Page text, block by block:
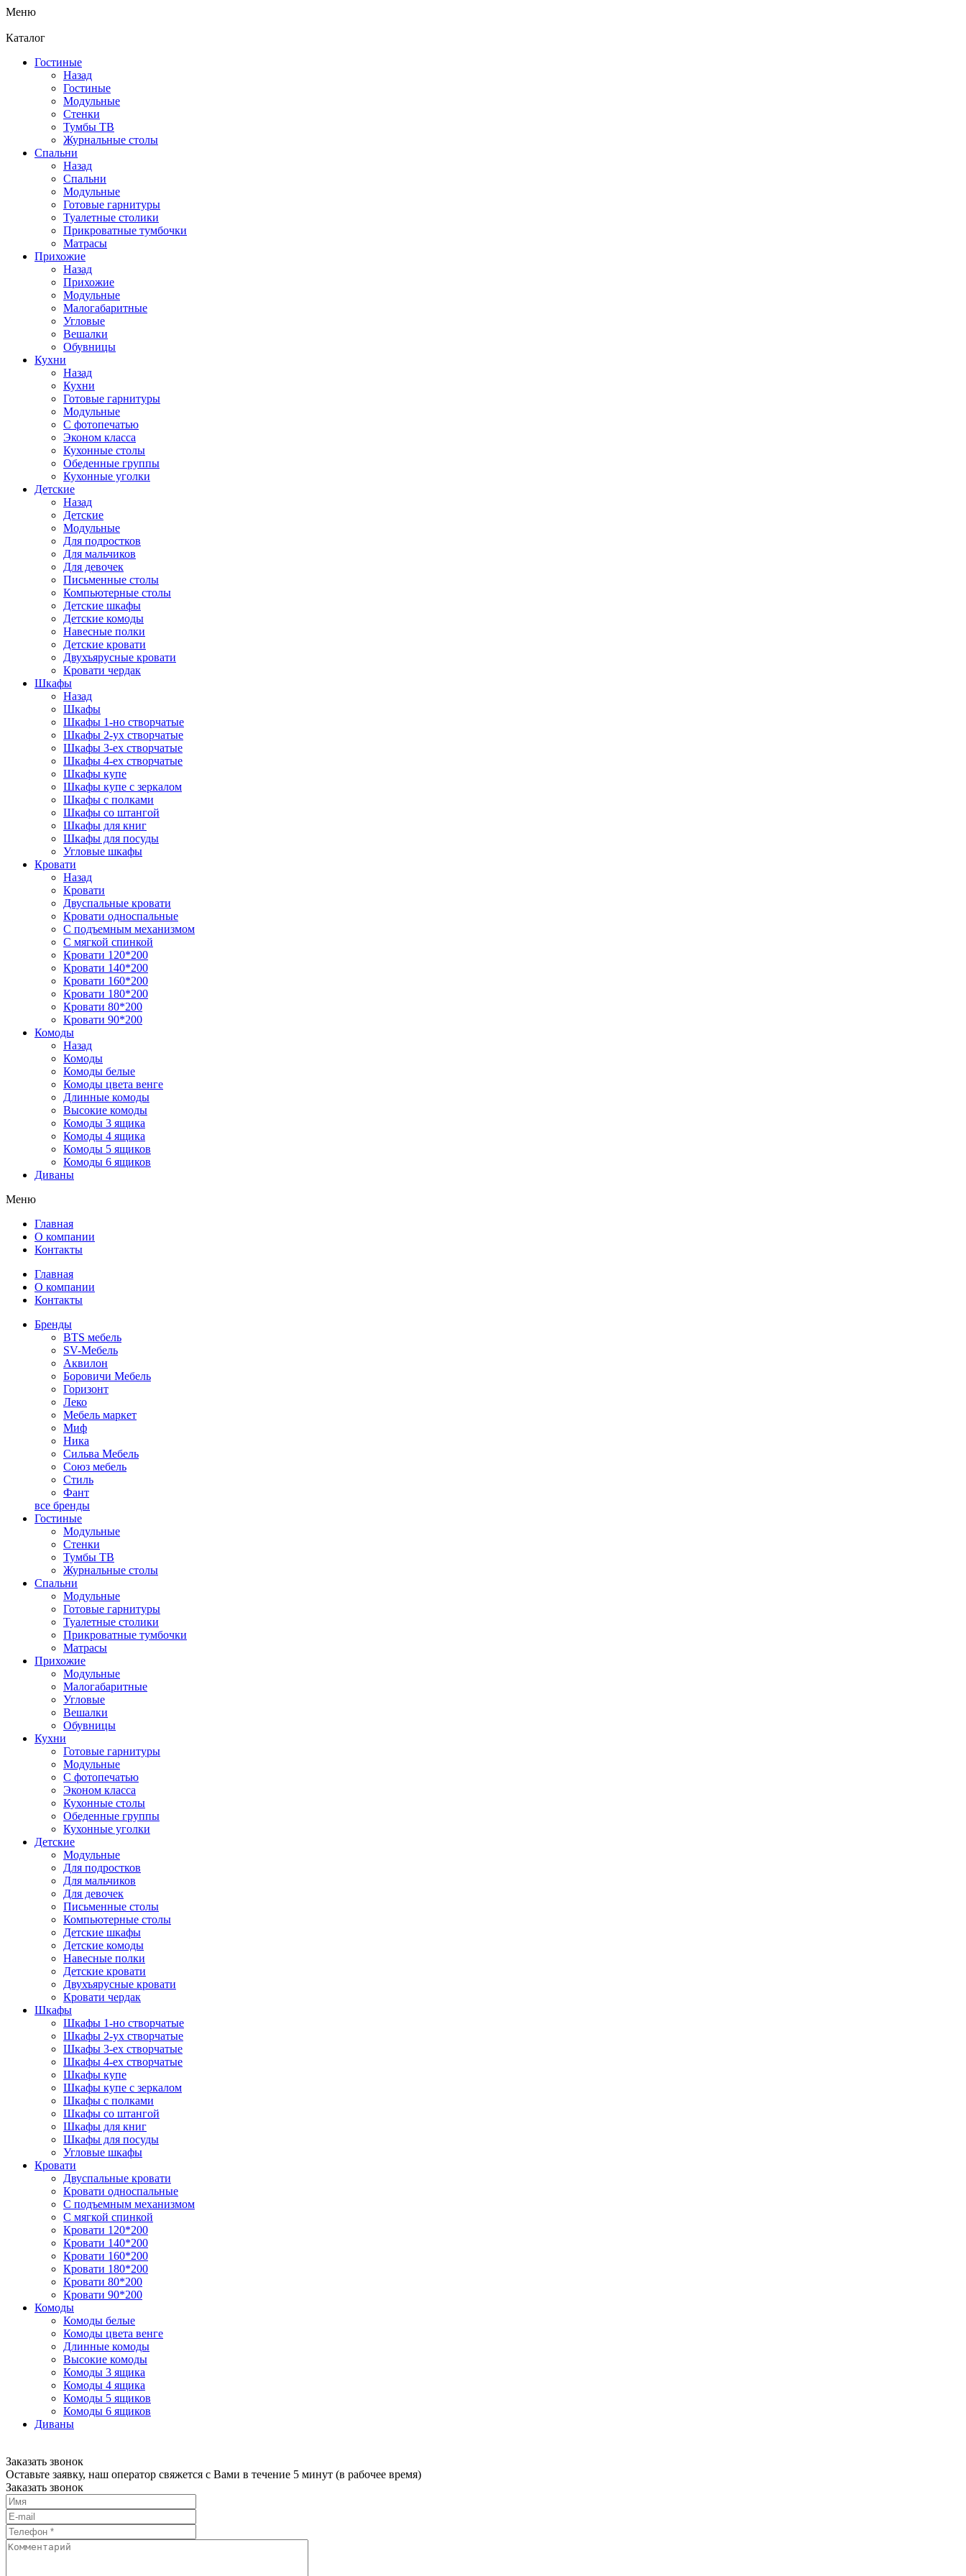
Меню
Каталог
Гостиные
Назад
Гостиные
Модульные
Стенки
Тумбы ТВ
Журнальные столы
Спальни
Назад
Спальни
Модульные
Готовые гарнитуры
Туалетные столики
Прикроватные тумбочки
Матрасы
Прихожие
Назад
Прихожие
Модульные
Малогабаритные
Угловые
Вешалки
Обувницы
Кухни
Назад
Кухни
Готовые гарнитуры
Модульные
С фотопечатью
Эконом класса
Кухонные столы
Обеденные группы
Кухонные уголки
Детские
Назад
Детские
Модульные
Для подростков
Для мальчиков
Для девочек
Письменные столы
Компьютерные столы
Детские шкафы
Детские комоды
Навесные полки
Детские кровати
Двухъярусные кровати
Кровати чердак
Шкафы
Назад
Шкафы
Шкафы 1-но створчатые
Шкафы 2-ух створчатые
Шкафы 3-ех створчатые
Шкафы 4-ех створчатые
Шкафы купе
Шкафы купе с зеркалом
Шкафы с полками
Шкафы со штангой
Шкафы для книг
Шкафы для посуды
Угловые шкафы
Кровати
Назад
Кровати
Двуспальные кровати
Кровати односпальные
С подъемным механизмом
С мягкой спинкой
Кровати 120*200
Кровати 140*200
Кровати 160*200
Кровати 180*200
Кровати 80*200
Кровати 90*200
Комоды
Назад
Комоды
Комоды белые
Комоды цвета венге
Длинные комоды
Высокие комоды
Комоды 3 ящика
Комоды 4 ящика
Комоды 5 ящиков
Комоды 6 ящиков
Диваны
Меню
Главная
О компании
Контакты
Главная
О компании
Контакты
Бренды
BTS мебель
SV-Мебель
Аквилон
Боровичи Мебель
Горизонт
Леко
Мебель маркет
Миф
Ника
Сильва Мебель
Союз мебель
Стиль
Фант
все бренды
Гостиные
Модульные
Стенки
Тумбы ТВ
Журнальные столы
Спальни
Модульные
Готовые гарнитуры
Туалетные столики
Прикроватные тумбочки
Матрасы
Прихожие
Модульные
Малогабаритные
Угловые
Вешалки
Обувницы
Кухни
Готовые гарнитуры
Модульные
С фотопечатью
Эконом класса
Кухонные столы
Обеденные группы
Кухонные уголки
Детские
Модульные
Для подростков
Для мальчиков
Для девочек
Письменные столы
Компьютерные столы
Детские шкафы
Детские комоды
Навесные полки
Детские кровати
Двухъярусные кровати
Кровати чердак
Шкафы
Шкафы 1-но створчатые
Шкафы 2-ух створчатые
Шкафы 3-ех створчатые
Шкафы 4-ех створчатые
Шкафы купе
Шкафы купе с зеркалом
Шкафы с полками
Шкафы со штангой
Шкафы для книг
Шкафы для посуды
Угловые шкафы
Кровати
Двуспальные кровати
Кровати односпальные
С подъемным механизмом
С мягкой спинкой
Кровати 120*200
Кровати 140*200
Кровати 160*200
Кровати 180*200
Кровати 80*200
Кровати 90*200
Комоды
Комоды белые
Комоды цвета венге
Длинные комоды
Высокие комоды
Комоды 3 ящика
Комоды 4 ящика
Комоды 5 ящиков
Комоды 6 ящиков
Диваны
Заказать звонок
Оставьте заявку, наш оператор свяжется с Вами в течение 5 минут (в рабочее время)
Заказать звонок